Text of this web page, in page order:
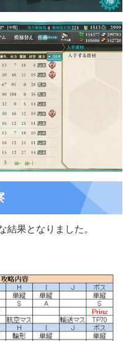
結果となりました。